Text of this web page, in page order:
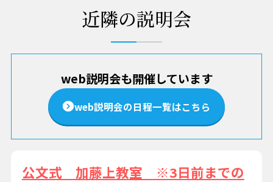
近隣の説明会
web説明会も開催しています
web説明会の日程一覧はこちら
公文式 加藤上教室 ※3日前までの